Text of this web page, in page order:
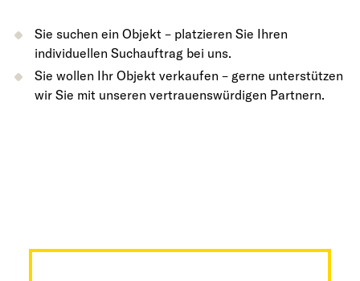
Sie suchen ein Objekt – platzieren Sie Ihren
individuellen Suchauftrag bei uns.
Sie wollen Ihr Objekt verkaufen – gerne unterstützen
wir Sie mit unseren vertrauenswürdigen Partnern.